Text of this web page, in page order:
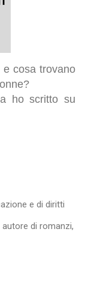
cosa trovano
ho scritto su
e di diritti
di romanzi,